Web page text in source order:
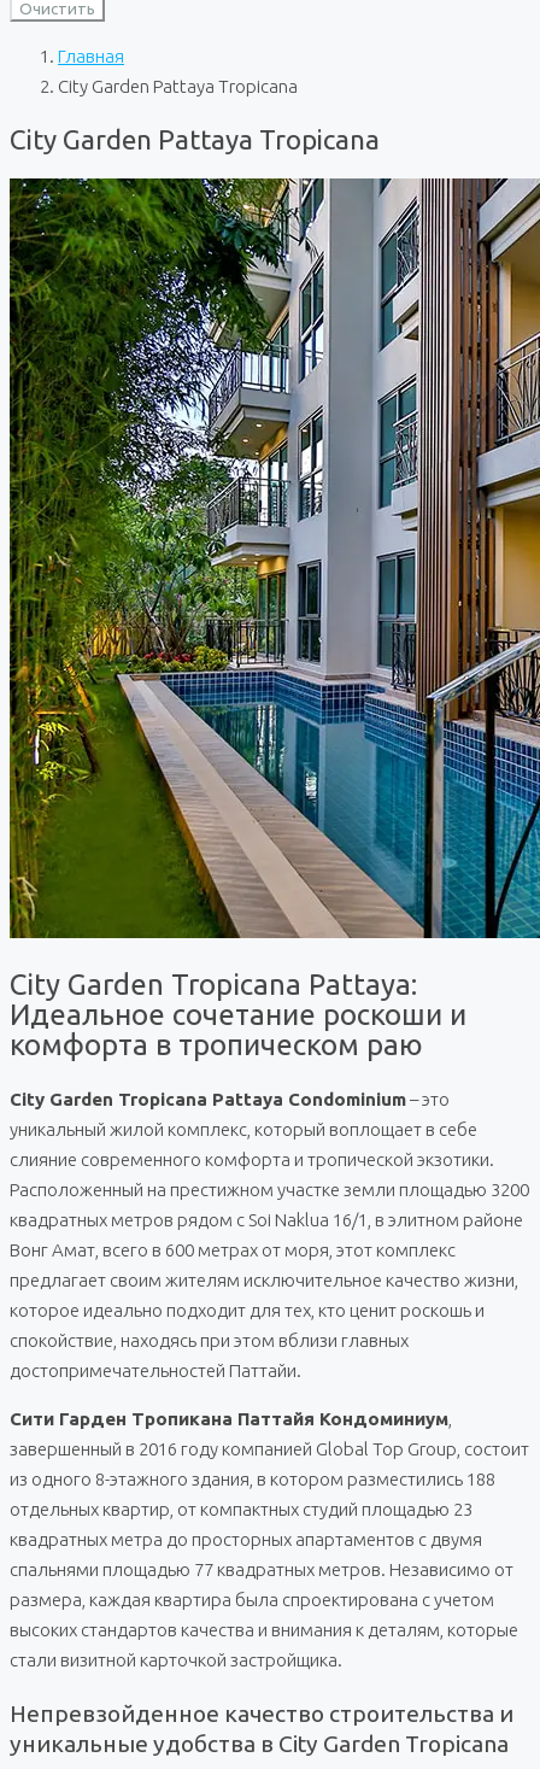
Очистить
Главная
City Garden Pattaya Tropicana
City Garden Pattaya Tropicana
City Garden Tropicana Pattaya:
Идеальное сочетание роскоши и
комфорта в тропическом раю
City Garden Tropicana Pattaya Condominium– это
уникальный жилой комплекс, который воплощает в себе
слияние современного комфорта и тропической экзотики.
Расположенный на престижном участке земли площадью 3200
квадратных метров рядом с Soi Naklua 16/1, в элитном районе
Вонг Амат, всего в 600 метрах от моря, этот комплекс
предлагает своим жителям исключительное качество жизни,
которое идеально подходит для тех, кто ценит роскошь и
спокойствие, находясь при этом вблизи главных
достопримечательностей Паттайи.
Сити Гарден Тропикана Паттайя Кондоминиум
завершенный в 2016 году компанией Global Top Group, состоит
из одного 8-этажного здания, в котором разместились 188
отдельных квартир, от компактных студий площадью 23
квадратных метра до просторных апартаментов с двумя
спальнями площадью 77 квадратных метров. Независимо от
размера, каждая квартира была спроектирована с учетом
высоких стандартов качества и внимания к деталям, которые
стали визитной карточкой застройщика.
Непревзойденное качество строительства и
уникальные удобства в City Garden Tropicana